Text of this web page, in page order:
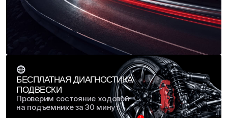
Зарегистрируйтесь в нашей программе
лояльности через бота в мессенджере
МАХ и получите приветственные баллы,
которыми можно оплатить ТО или
любую услугу
Перейдите в бота МАХ и нажмите
«Старт».
Получите 1 000 бонусов на свой счет (1
бонус = 1 рубль)
Спишите их при первом визите в наш сервис.
Получайте кэшбэк с каждого ремонта, ловите